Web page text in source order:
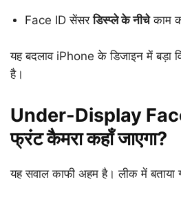
Face ID सेंसरडिस्प्ले के नीचेकाम
यह बदलाव iPhone के डिजाइन में बड़ा
है।
Under-Display
फ्रंट कैमरा कहाँ जाएगा?
यह सवाल काफी अहम है। लीक में बताया